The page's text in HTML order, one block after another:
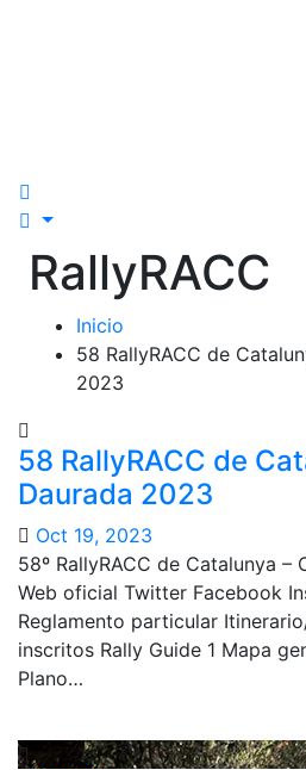
RallyRACC
Inicio
58 RallyRACC de
2023
58 RallyRACC de
Daurada 2023
Oct 19, 2023
58º RallyRACC de Catalunya –
Web oficial Twitter Facebook
Reglamento particular
inscritos Rally Guide 1 Mapa
Plano…